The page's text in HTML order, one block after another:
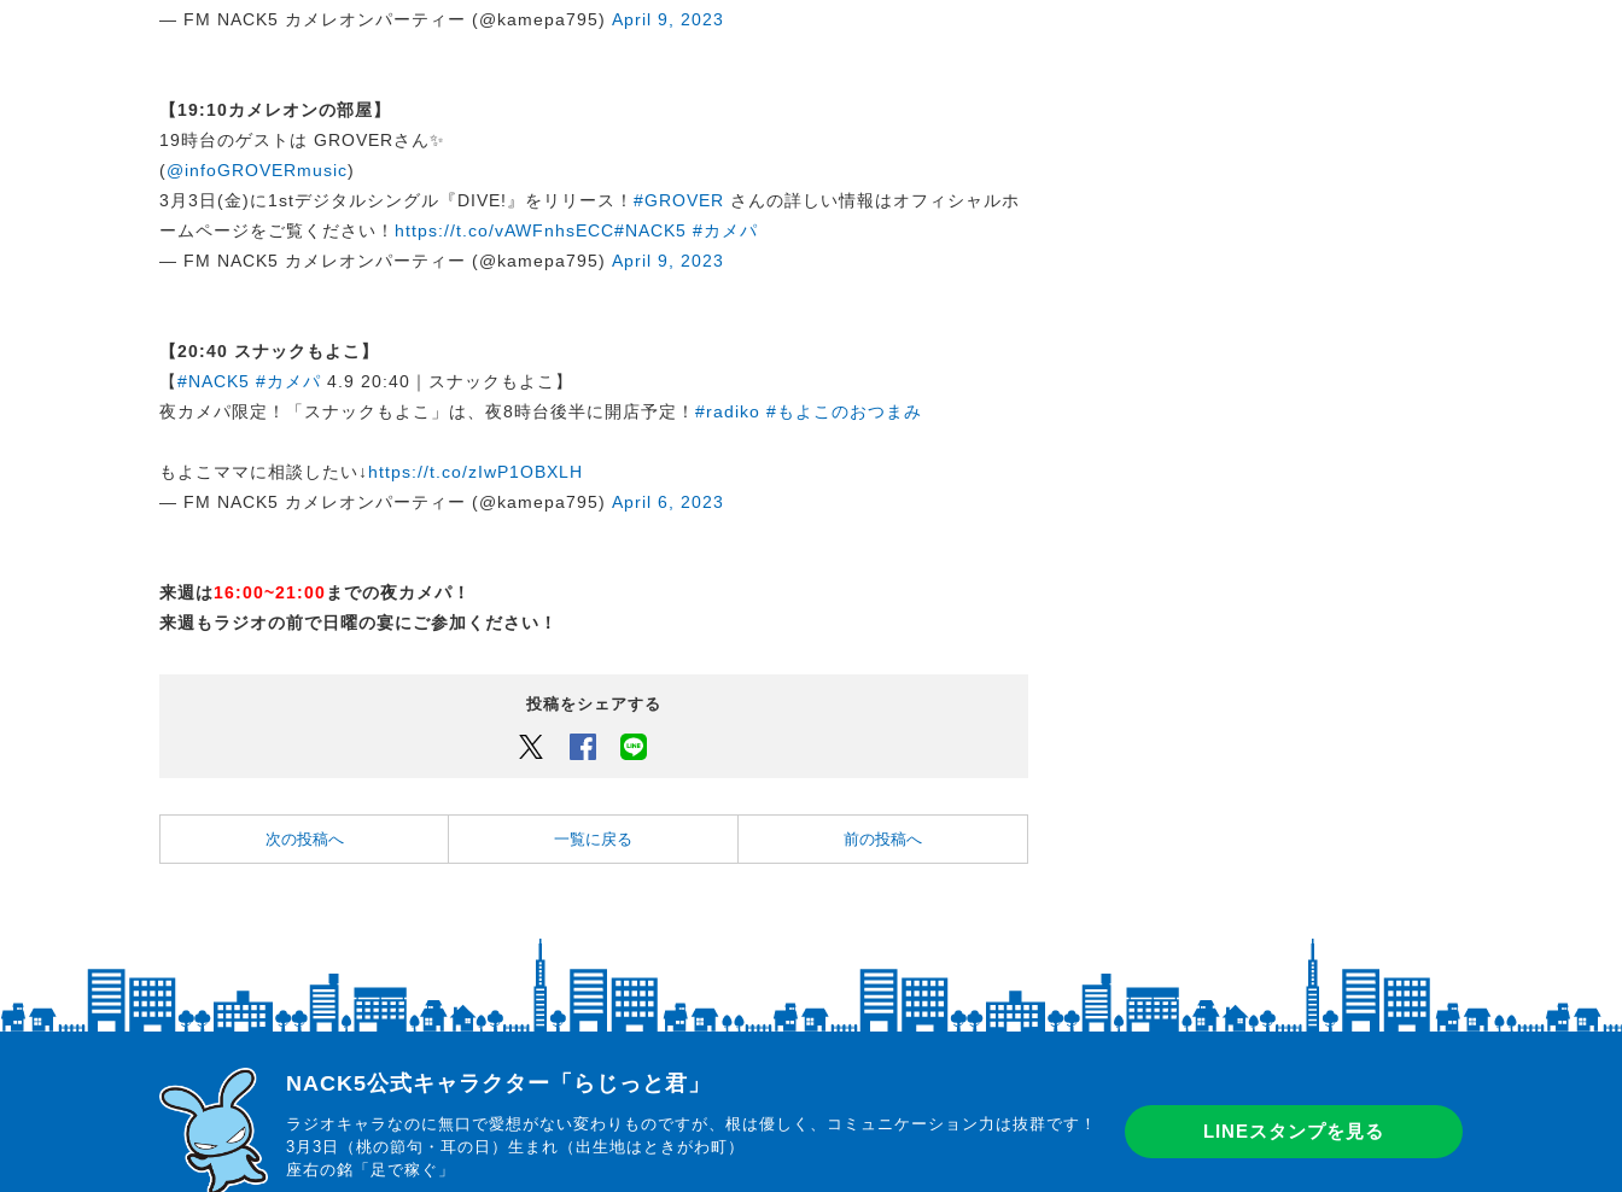
— FM NACK5 カメレオンパーティー (@kamepa795) April 9, 2023
【19:10カメレオンの部屋】
19時台のゲストは GROVERさん✨
(@infoGROVERmusic)
3月3日(金)に1stデジタルシングル『DIVE!』をリリース！ #GROVER さんの詳しい情報はオフィシャルホ
ームページをご覧ください！ https://t.co/vAWFnhsECC#NACK5 #カメパ
— FM NACK5 カメレオンパーティー (@kamepa795) April 9, 2023
【20:40 スナックもよこ】
【#NACK5 #カメパ 4.9 20:40｜スナックもよこ】
夜カメパ限定！「スナックもよこ」は、夜8時台後半に開店予定！ #radiko #もよこのおつまみ
もよこママに相談したい↓ https://t.co/zIwP1OBXLH
— FM NACK5 カメレオンパーティー (@kamepa795) April 6, 2023
来週は16:00~21:00 までの夜カメパ！
来週もラジオの前で日曜の宴にご参加ください！
投稿をシェアする
Twitter Facebook
次の投稿へ 一覧に戻る 前の投稿へ
らじっと君
NACK5公式キャラクター「らじっと君」
ラジオキャラなのに無口で愛想がない変わりものですが、根は優しく、コミュニケーション力は抜群です！
3月3日（桃の節句・耳の日）生まれ（出生地はときがわ町）
座右の銘「足で稼ぐ」
LINEスタンプを見る